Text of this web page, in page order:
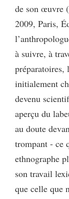
de son œuvre (
2009, Paris,
à suivre, à
préparatoires,
initialement
devenu
aperçu du
au doute
trompant - ce
ethnographe
son travail
que celle que